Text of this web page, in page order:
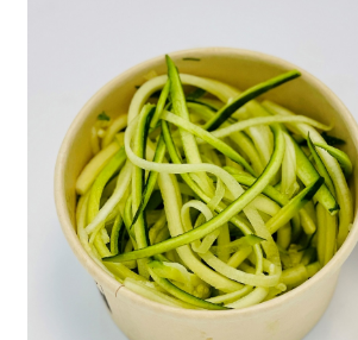
MON COMPTE